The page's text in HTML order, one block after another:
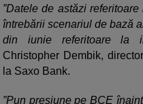
”Datele de astăzi
întrebării scenariul de bază
din iunie referitoare la
Christopher Dembik,
la Saxo Bank.
”Pun presiune pe BCE